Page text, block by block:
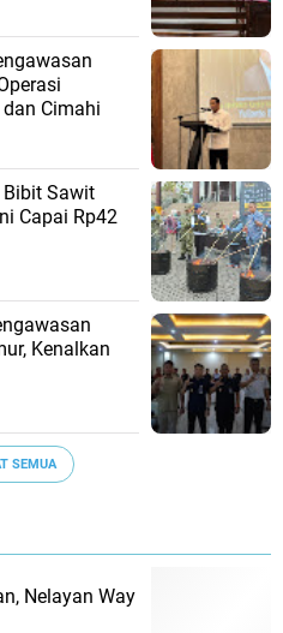
Cimahi
Sawit
Capai Rp42
Kenalkan
SEMUA
Nelayan Way